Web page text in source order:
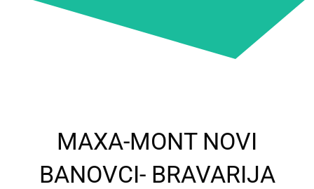
MAXA-MONT NOVI
BANOVCI- BRAVARIJA